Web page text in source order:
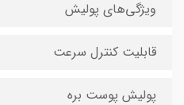
ویژگی‌های پولیش
قابلیت کنترل سرعت
پولیش پوست بره